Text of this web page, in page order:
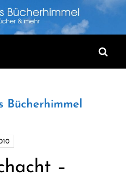
Bücherhimmel
–